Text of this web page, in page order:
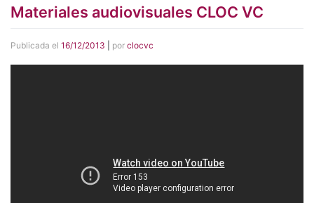
Materiales audiovisuales CLOC VC
Publicada el 16/12/2013 por clocvc